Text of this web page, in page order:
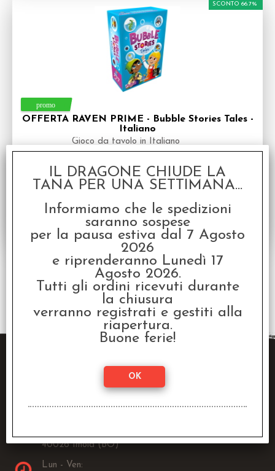
OFFERTA RAVEN PRIME - Bubble Stories Tales -
Italiano
Gioco da tavolo in Italiano
Prezzo:€ 14,99
SCONTO 66.7%
€4,99
2 risultati trovati (50 per pagina - 1 in totale)
40026 Imola (BO)
Lun - Ven:
IL DRAGONE CHIUDE LA
TANA PER UNA SETTIMANA...
Informiamo che le spedizioni
saranno sospese
per la pausa estiva dal 7 Agosto
2026
e riprenderanno Lunedì 17
Agosto 2026.
Tutti gli ordini ricevuti durante
la chiusura
verranno registrati e gestiti alla
riapertura.
Buone ferie!